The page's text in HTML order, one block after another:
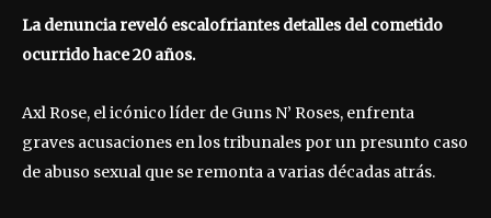
La denuncia reveló escalofriantes detalles del cometido
ocurrido hace 20 años.
Axl Rose, el icónico líder de Guns N’ Roses, enfrenta
graves acusaciones en los tribunales por un presunto caso
de abuso sexual que se remonta a varias décadas atrás.